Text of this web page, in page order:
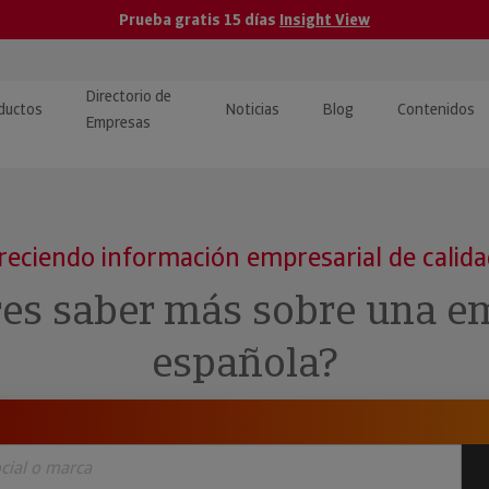
Prueba gratis 15 días Insight View
y ERP
· Recuperación de
Directorio de
Empresas
Noticias Blog Contenidos
Pública
Investigada
información empresarial de
saber más sobre una
española?